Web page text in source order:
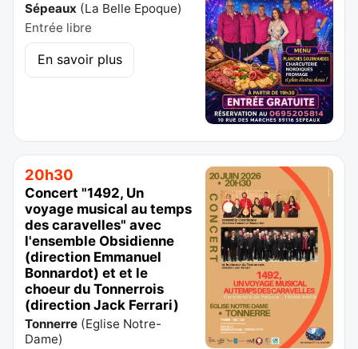
Sépeaux (La Belle Epoque)
Entrée libre
En savoir plus
20h30
Concert "1492, Un
voyage musical au temps
des caravelles" avec
l'ensemble Obsidienne
(direction Emmanuel
Bonnardot) et et le
choeur du Tonnerrois
(direction Jack Ferrari)
Tonnerre (Eglise Notre-
Dame)